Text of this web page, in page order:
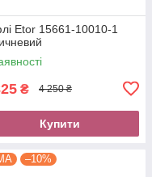
Etor 15661-10010-1
₴ 4 250 ₴
Купити
–10%